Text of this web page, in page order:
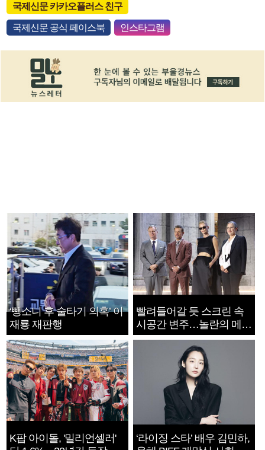
국제신문 카카오플러스 친구
국제신문 공식 페이스북 인스타그램
‘뺑소니 후 술타기 의혹’ 이
재룡 재판행
빨려들어갈 듯 스크린 속
시공간 변주…놀란의 메시
지는 ‘전쟁 속죄’
K팝 아이돌, '밀리언셀러'
‘라이징 스타’ 배우 김민하,